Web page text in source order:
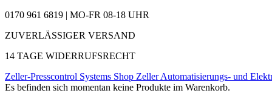
0170 961 6819 | MO-FR 08-18 UHR
ZUVERLÄSSIGER VERSAND
14 TAGE WIDERRUFSRECHT
Zeller-Presscontrol Systems Shop Zeller Automatisierungs- und
Es befinden sich momentan keine Produkte im Warenkorb.